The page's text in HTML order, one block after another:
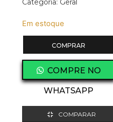
Categoria: Geral
Em estoque
COMPRAR
COMPRE NO
WHATSAPP
COMPARAR